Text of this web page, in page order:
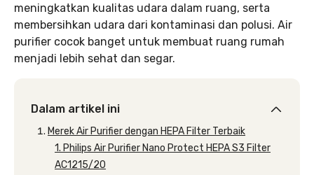
meningkatkan kualitas udara dalam ruang, serta
membersihkan udara dari kontaminasi dan polusi. Air
purifier cocok banget untuk membuat ruang rumah
menjadi lebih sehat dan segar.
Dalam artikel ini
Merek Air Purifier dengan HEPA Filter Terbaik
1. Philips Air Purifier Nano Protect HEPA S3 Filter
AC1215/20